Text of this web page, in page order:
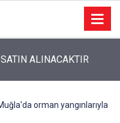
ALINACAKTIR
orman yangınlarıyla